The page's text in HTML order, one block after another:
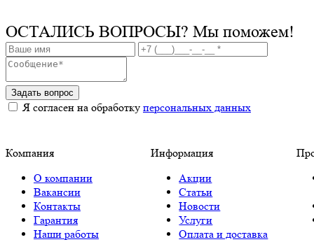
ОСТАЛИСЬ ВОПРОСЫ? Мы поможем!
Задать вопрос
Я согласен на обработку персональных данных
Компания
О компании
Вакансии
Контакты
Гарантия
Наши работы
Информация
Акции
Статьи
Новости
Услуги
Оплата и доставка